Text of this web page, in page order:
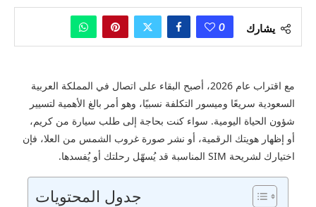
يشارك 0
مع اقتراب عام 2026، أصبح البقاء على اتصال في المملكة العربية
السعودية سريعًا وميسور التكلفة نسبيًا، وهو أمر بالغ الأهمية لتسيير
شؤون الحياة اليومية. سواء كنت بحاجة إلى طلب سيارة من كريم،
أو إظهار هويتك الرقمية، أو نشر صورة غروب الشمس من العلا، فإن
اختيارك لشريحة SIM المناسبة قد يُسهّل رحلتك أو يُفسدها.
جدول المحتويات